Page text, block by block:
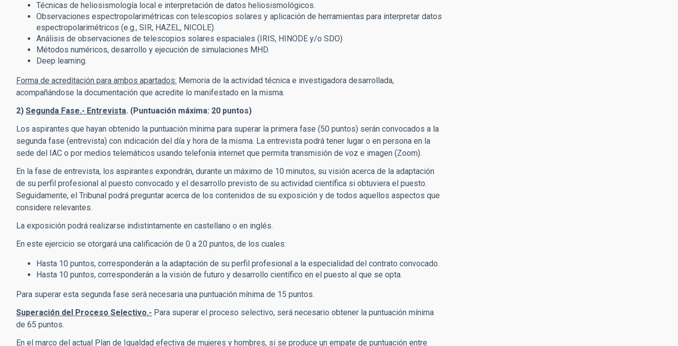
Técnicas de heliosismología local e interpretación de datos heliosismológicos.
Observaciones espectropolarimétricas con telescopios solares y aplicación de herramientas para interpretar datos
espectropolarimétricos (e.g., SIR, HAZEL, NICOLE).
Análisis de observaciones de telescopios solares espaciales (IRIS, HINODE y/o SDO)
Métodos numéricos, desarrollo y ejecución de simulaciones MHD.
Deep learning.
Forma de acreditación para ambos apartados: Memoria de la actividad técnica e investigadora desarrollada,
acompañándose la documentación que acredite lo manifestado en la misma.
2) Segunda Fase.- Entrevista. (Puntuación máxima: 20 puntos)
Los aspirantes que hayan obtenido la puntuación mínima para superar la primera fase (50 puntos) serán convocados a la
segunda fase (entrevista) con indicación del día y hora de la misma. La entrevista podrá tener lugar o en persona en la
sede del IAC o por medios telemáticos usando telefonía internet que permita transmisión de voz e imagen (Zoom).
En la fase de entrevista, los aspirantes expondrán, durante un máximo de 10 minutos, su visión acerca de la adaptación
de su perfil profesional al puesto convocado y el desarrollo previsto de su actividad científica si obtuviera el puesto.
Seguidamente, el Tribunal podrá preguntar acerca de los contenidos de su exposición y de todos aquellos aspectos que
considere relevantes.
La exposición podrá realizarse indistintamente en castellano o en inglés.
En este ejercicio se otorgará una calificación de 0 a 20 puntos, de los cuales:
Hasta 10 puntos, corresponderán a la adaptación de su perfil profesional a la especialidad del contrato convocado.
Hasta 10 puntos, corresponderán a la visión de futuro y desarrollo científico en el puesto al que se opta.
Para superar esta segunda fase será necesaria una puntuación mínima de 15 puntos.
Superación del Proceso Selectivo.- Para superar el proceso selectivo, será necesario obtener la puntuación mínima
de 65 puntos.
En el marco del actual Plan de Igualdad efectiva de mujeres y hombres, si se produce un empate de puntuación entre